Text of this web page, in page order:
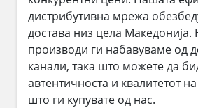
дистрибутивна мрежа
достава низ цела
производи ги набавуваме од
канали, така што можете да
автентичноста и квалитетот
што ги купувате од нас.